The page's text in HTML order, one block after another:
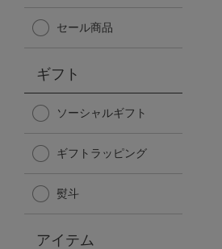
Afternoon Tea TEAROOM
日傘
保冷バッグ
セール商品
ギフト
ソーシャルギフト
ギフトラッピング
熨斗
アイテム